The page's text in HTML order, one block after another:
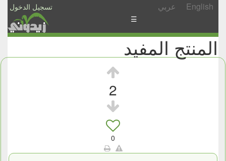
تسجيل الدخول عربي English
الأخبار
الأسئلة
☰
المنتج المفيد
2
0